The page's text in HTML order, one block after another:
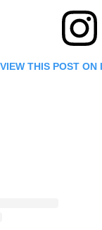
VIEW THIS POST ON